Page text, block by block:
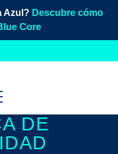
Azul? Descubre cómo
Core
DE